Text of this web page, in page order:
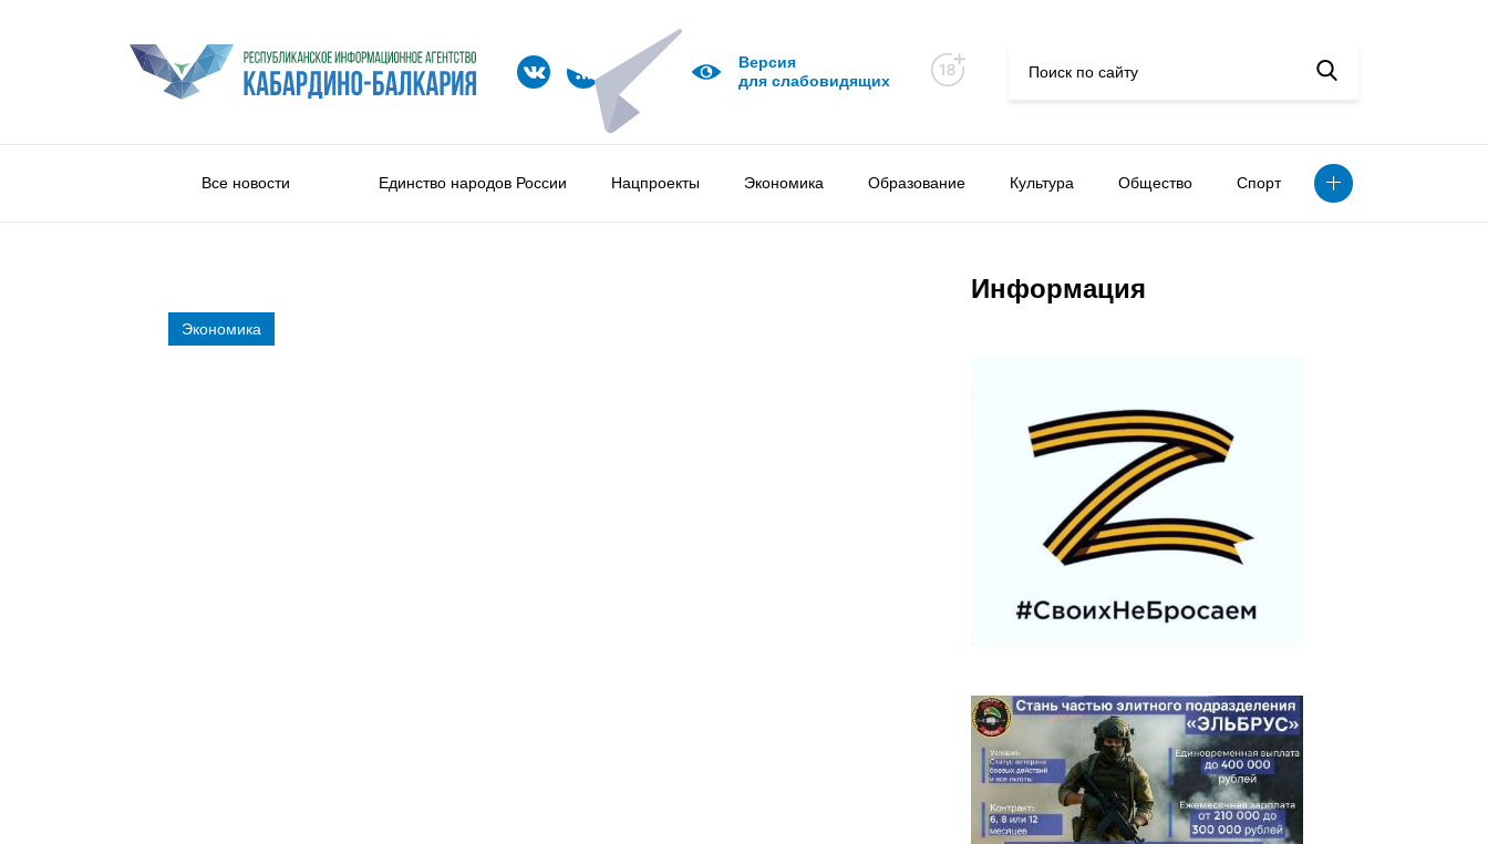
Версия
для слабовидящих
Все новости Единство народов России Нацпроекты Экономика Образование Культура Общество Спорт
Экономика
Информация